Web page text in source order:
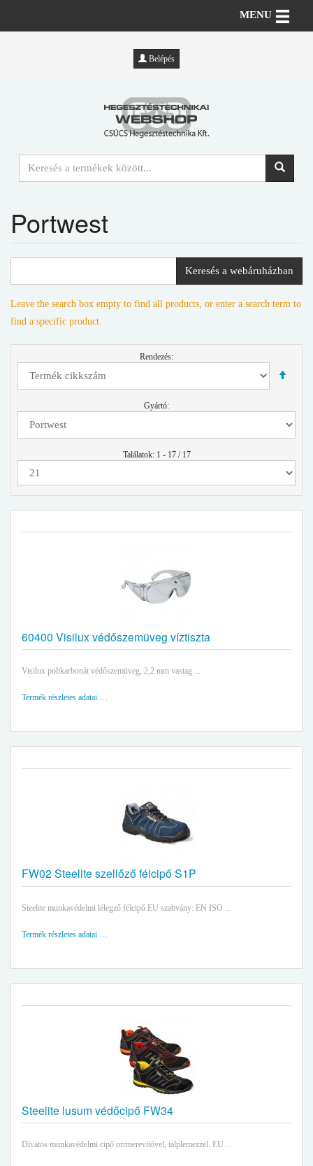
Belépés
MENU Toggle
Portwest
Keresés a webáruházban
Leave the search box empty to find all products, or enter a search term to
find a specific product.
Rendezés:
Gyártó:
Találatok: 1 - 17 / 17
60400 Visilux védőszemüveg víztiszta
Visilux polikarbonát védőszemüveg, 2,2 mm vastag ...
Termék részletes adatai …
FW02 Steelite szellőző félcipő S1P
Steelite munkavédelmi lélegző félcipő EU szabvány: EN ISO ...
Termék részletes adatai …
Steelite lusum védőcipő FW34
Divatos munkavédelmi cipő orrmerevítővel, talplemezzel. EU ...